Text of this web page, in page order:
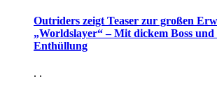
Outriders zeigt Teaser zur großen
„Worldslayer“ – Mit dickem Boss
Enthüllung
. .